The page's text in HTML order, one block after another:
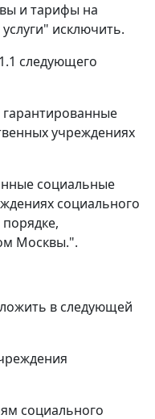
и тарифы на
исключить.
следующего
учреждениях
социальные
социального
Москвы.".
в следующей
социального